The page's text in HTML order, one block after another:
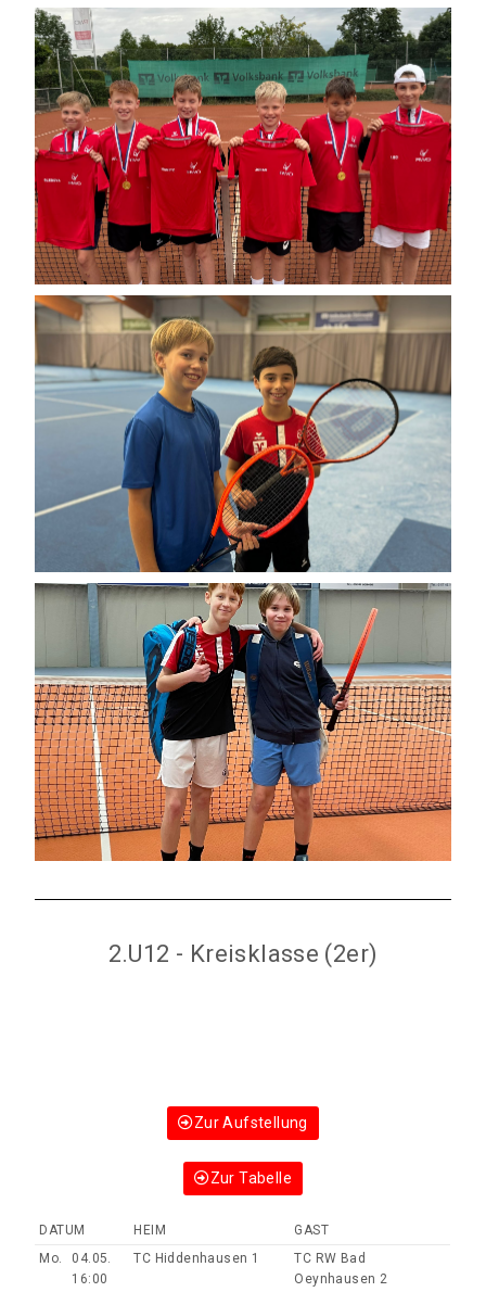
2.U12 - Kreisklasse (2er)
Zur Aufstellung
Zur Tabelle
DATUM HEIM
GAST
Mo.
04.05.
16:00
TC Hiddenhausen 1
TC RW Bad
Oeynhausen 2